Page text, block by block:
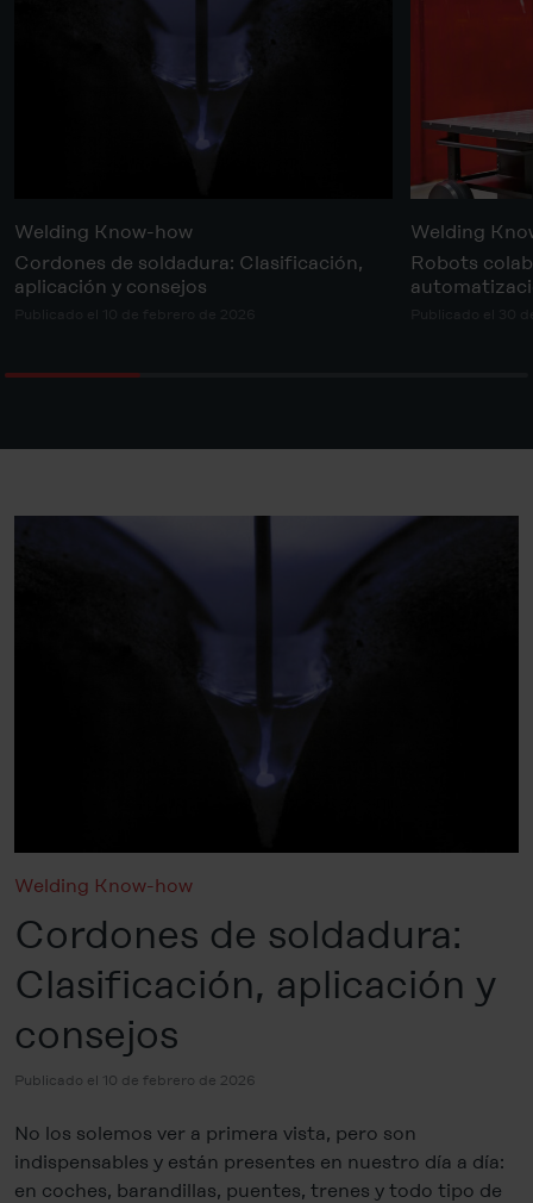
Welding Know-how
Cordones de soldadura: Clasificación,
aplicación y consejos
Welding
Robots
Welding Know-how
Cordones de soldadura:
Clasificación, aplicación y
consejos
Publicado el 10 de febrero de 2026
No los solemos ver a primera vista, pero son
indispensables y están presentes en nuestro día a día:
en coches, barandillas, puentes, trenes y todo tipo de